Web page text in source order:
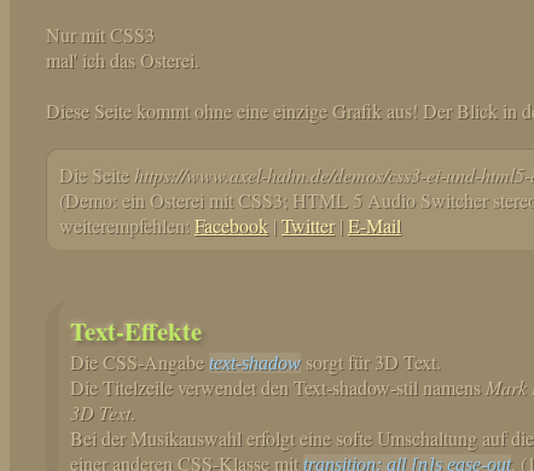
Nur mit CSS3
mal' ich das Osterei.
Diese Seite kommt ohne eine einzige Grafik aus! Der Blick in
Die Seitehttps://www.axel-hahn.de/demos/css3-ei-und-
(Demo: ein Osterei mit CSS3; HTML 5 Audio Switcher
weiterempfehlen:Facebook |Twitter|E-Mail
Text-Effekte
Die CSS-Angabe text-shadowsorgt für 3D Text.
Die Titelzeile verwendet den Text-shadow-stil namensMark
3D Text.
Bei der Musikauswahl erfolgt eine softe Umschaltung auf
einer anderen CSS-Klasse mittransition: all [n]s ease-out.